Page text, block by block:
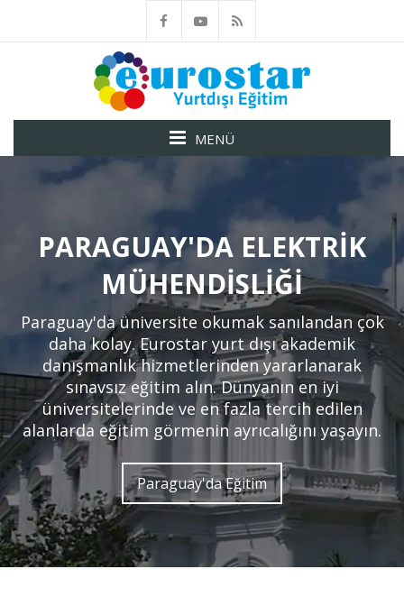
MENÜ
PARAGUAY'DA ELEKTRIK
MÜHENDISLIĞI
Paraguay'da üniversite okumak sanılandan çok
daha kolay. Eurostar yurt dışı akademik
danışmanlık hizmetlerinden yararlanarak
sınavsız eğitim alın. Dünyanın en iyi
üniversitelerinde ve en fazla tercih edilen
alanlarda eğitim görmenin ayrıcalığını yaşayın.
Paraguay'da Eğitim